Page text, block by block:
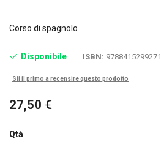
Disponibile ISBN: 9788415299271
Sii il primo a recensire questo prodotto
27,50 €
Qtà
Corso di spagnolo